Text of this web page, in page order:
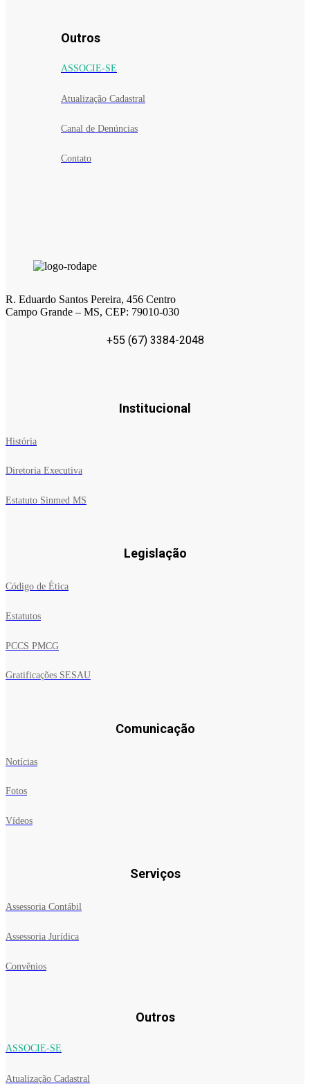
Outros
ASSOCIE-SE
Atualização Cadastral
Canal de Denúncias
Contato
R. Eduardo Santos Pereira, 456 Centro
Campo Grande – MS, CEP: 79010-030
+55 (67) 3384-2048
Institucional
História
Diretoria Executiva
Estatuto Sinmed MS
Legislação
Código de Ética
Estatutos
PCCS PMCG
Gratificações SESAU
Comunicação
Notícias
Fotos
Vídeos
Serviços
Assessoria Contábil
Assessoria Jurídica
Convênios
Outros
ASSOCIE-SE
Atualização Cadastral